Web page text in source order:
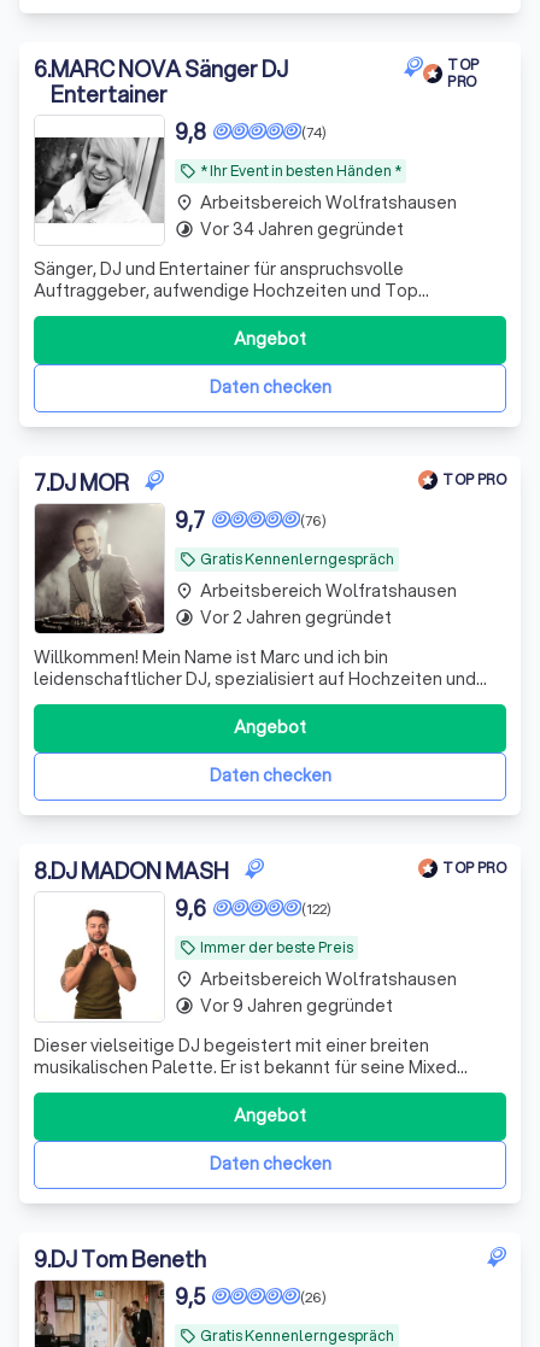
6.MARC NOVA Sänger DJ
Entertainer
TOP
PRO
local_offer * Ihr Event in besten Händen *
(74)
9,8
Sänger, DJ und Entertainer für anspruchsvolle
Auftraggeber, aufwendige Hochzeiten und Top
Firmenevents * Berufsmusiker seit 1994 * über 3200
erfolgreiche Events * Hi-End Licht und
Beschallungstechnik
Daten checken
Angebot
place Arbeitsbereich Wolfratshausen
timelapse Vor 34 Jahren gegründet
7.DJ MOR TOP PRO
local_offer Gratis Kennenlerngespräch
(76)
9,7
Willkommen! Mein Name ist Marc und ich bin
leidenschaftlicher DJ, spezialisiert auf Hochzeiten und
Firmen-Events in und um München, aber auch
deutschland- und europaweit. Mit über 10 Jahren
Erfahrung auf verschiedensten Veranstaltungen, habe ich
mir einen umfangreiches Musikrepertoire aufgebaut, wel
Daten checken
Angebot
place Arbeitsbereich Wolfratshausen
timelapse Vor 2 Jahren gegründet
8.DJ MADON MASH TOP PRO
local_offer Immer der beste Preis
(122)
9,6
Dieser vielseitige DJ begeistert mit einer breiten
musikalischen Palette. Er ist bekannt für seine Mixed
Music Sets und eigenen Mashups.
Daten checken
Angebot
place Arbeitsbereich Wolfratshausen
timelapse Vor 9 Jahren gegründet
9.DJ Tom Beneth
local_offer Gratis Kennenlerngespräch
(26)
9,5